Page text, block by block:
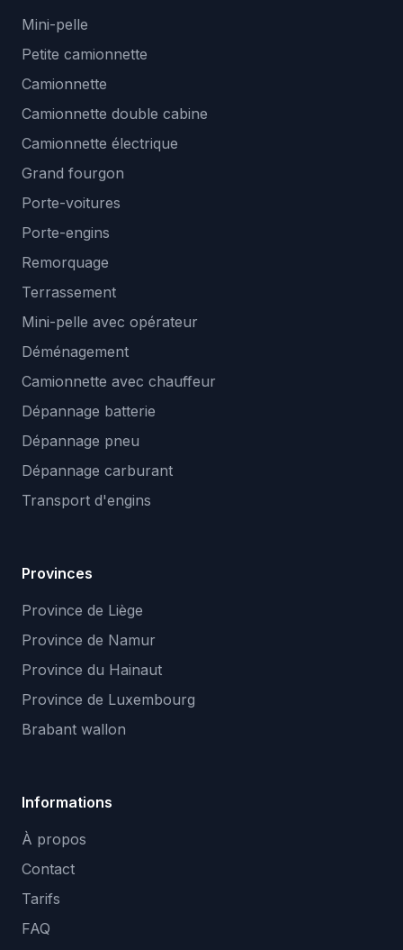
Mini-pelle
Petite camionnette
Camionnette
Camionnette double cabine
Camionnette électrique
Grand fourgon
Porte-voitures
Porte-engins
Remorquage
Terrassement
Mini-pelle avec opérateur
Déménagement
Camionnette avec chauffeur
Dépannage batterie
Dépannage pneu
Dépannage carburant
Transport d'engins
Provinces
Province de Liège
Province de Namur
Province du Hainaut
Province de Luxembourg
Brabant wallon
Informations
À propos
Contact
Tarifs
FAQ